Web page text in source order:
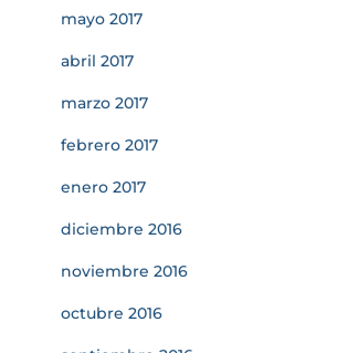
mayo 2017
abril 2017
marzo 2017
febrero 2017
enero 2017
diciembre 2016
noviembre 2016
octubre 2016